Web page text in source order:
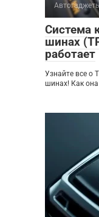
Система
шинах
работает
Узнайте все о
шинах! Как